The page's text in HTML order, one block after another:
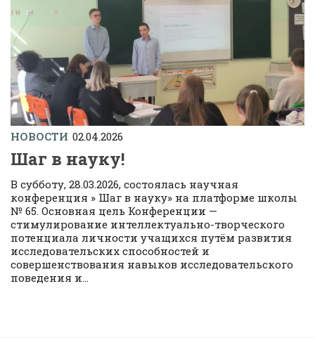
НОВОСТИ 02.04.2026
Шаг в науку!
В субботу, 28.03.2026, состоялась научная
конференция » Шаг в науку» на платформе школы
№ 65. Основная цель Конференции —
стимулирование интеллектуально-творческого
потенциала личности учащихся путём развития
исследовательских способностей и
совершенствования навыков исследовательского
поведения и...